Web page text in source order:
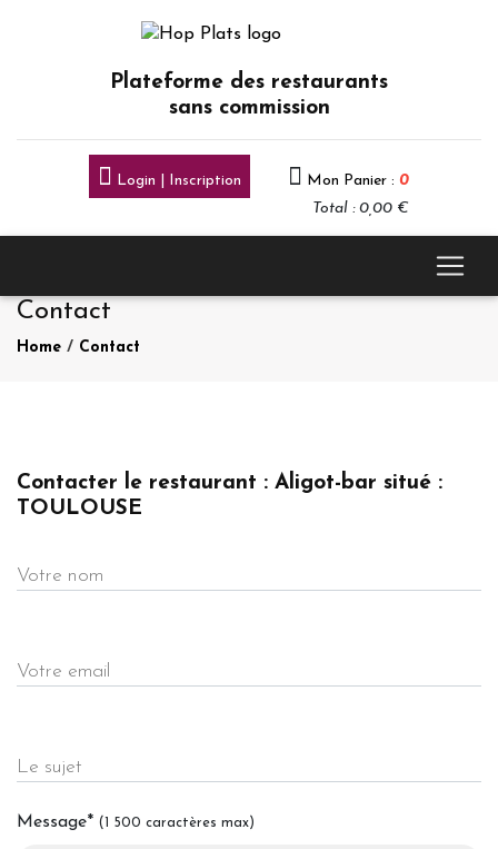
Plateforme des restaurants
sans commission
Login | Inscription Mon Panier : 0
Total : 0,00 €
Contact
Home / Contact
Contacter le restaurant : Aligot-bar situé :
TOULOUSE
Votre nom
Votre email
Le sujet
Message* (1 500 caractères max)